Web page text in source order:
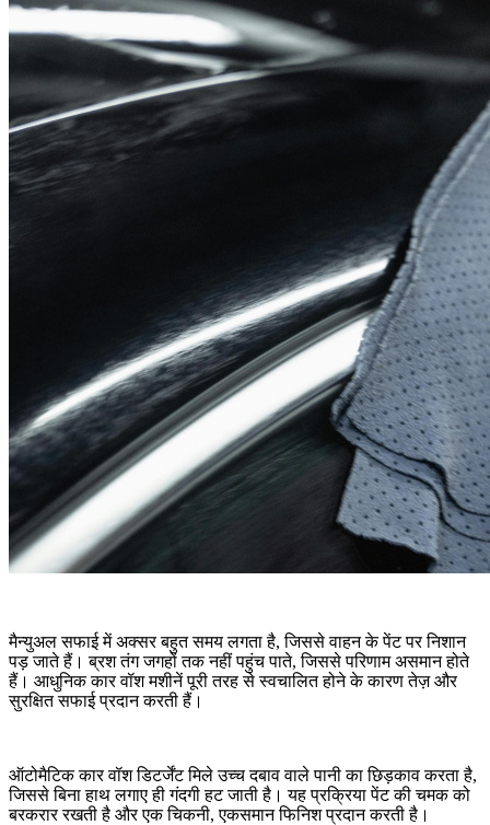
मैन्युअल सफाई में अक्सर बहुत समय लगता है, जिससे वाहन के पेंट पर निशान
पड़ जाते हैं। ब्रश तंग जगहों तक नहीं पहुंच पाते, जिससे परिणाम असमान होते
हैं। आधुनिक कार वॉश मशीनें पूरी तरह से स्वचालित होने के कारण तेज़ और
सुरक्षित सफाई प्रदान करती हैं।
ऑटोमैटिक कार वॉश डिटर्जेंट मिले उच्च दबाव वाले पानी का छिड़काव करता है,
जिससे बिना हाथ लगाए ही गंदगी हट जाती है। यह प्रक्रिया पेंट की चमक को
बरकरार रखती है और एक चिकनी, एकसमान फिनिश प्रदान करती है।